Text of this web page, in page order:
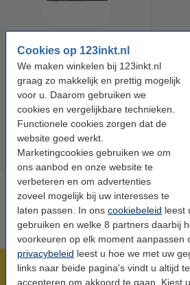
Cookies op 123inkt.nl
We maken winkelen bij 123inkt.nl
graag zo makkelijk en prettig mogelijk
voor u. Daarom gebruiken we
cookies en vergelijkbare technieken.
Functionele cookies zorgen dat de
website goed werkt.
Marketingcookies gebruiken we om
ons aanbod en onze website te
verbeteren en om advertenties
zoveel mogelijk bij uw interesses te
laten passen. In ons cookiebeleid leest
gebruiken en welke 8 partners daarbij
voorkeuren op elk moment aanpassen
privacybeleid leest u hoe we met uw
links naar beide pagina's vindt u altijd
accepteren om akkoord te gaan. Kiest
123accu Xtreme Power MN1500
Penlite AA batterij 24 stuks
€ 14,95 Incl. 21% btw
Meer dan 5 miljoen klanten!